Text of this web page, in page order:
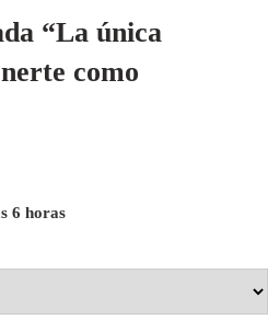
“La única
como
6 horas